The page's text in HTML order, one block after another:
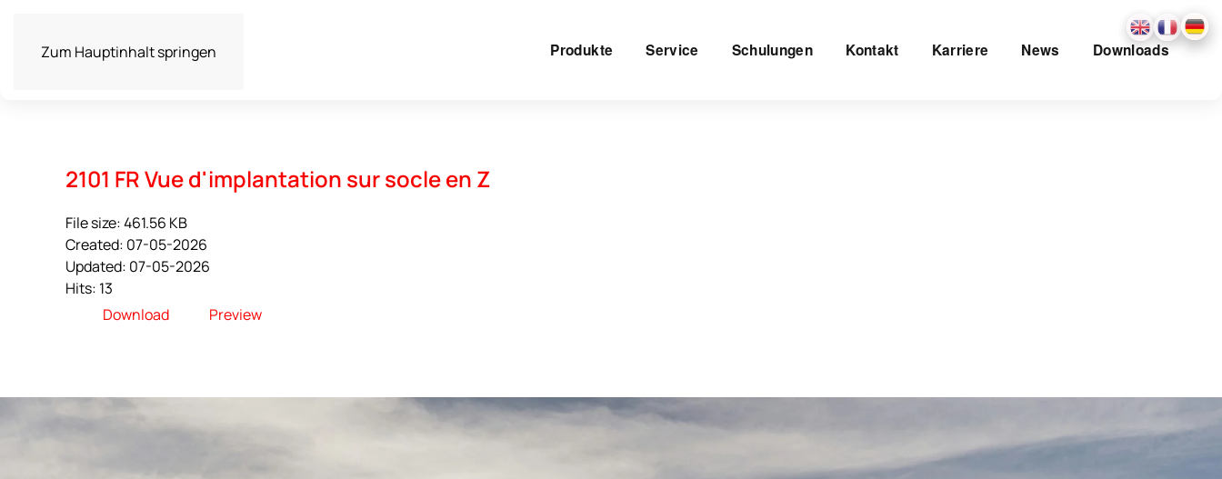
Zum Hauptinhalt springen Produkte Service Schulungen Kontakt Karriere News Downloads
2101 FR Vue d'implantation sur socle en Z
File size: 461.56 KB
Created: 07-05-2026
Updated: 07-05-2026
Hits: 13
Download
Preview